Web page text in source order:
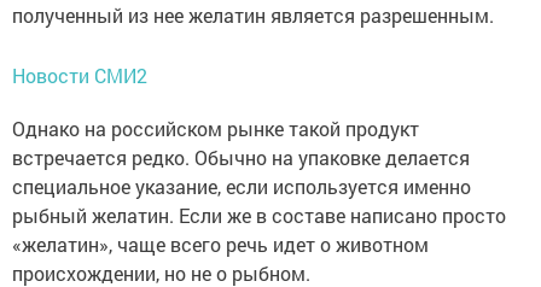
полученный из нее желатин является разрешенным.
Новости СМИ2
Однако на российском рынке такой продукт
встречается редко. Обычно на упаковке делается
специальное указание, если используется именно
рыбный желатин. Если же в составе написано просто
«желатин», чаще всего речь идет о животном
происхождении, но не о рыбном.